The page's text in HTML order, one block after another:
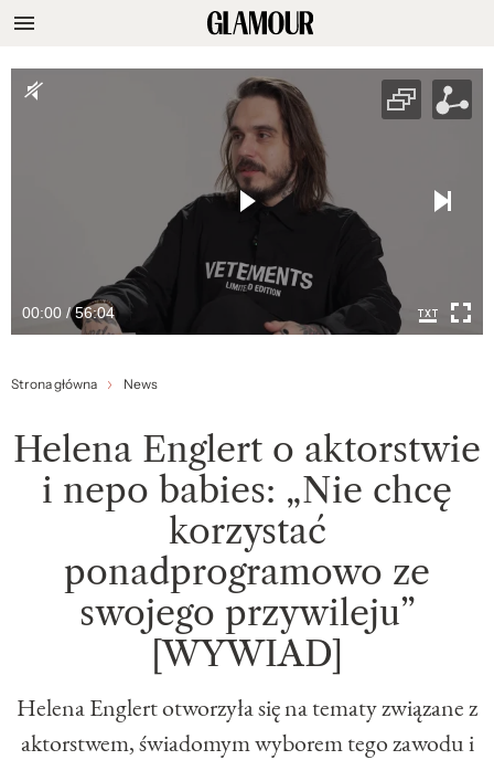
00:00 / 56:04
Strona główna News
Helena Englert o aktorstwie
i nepo babies: „Nie chcę
korzystać
ponadprogramowo ze
swojego przywileju”
[WYWIAD]
Helena Englert otworzyła się na tematy związane z
aktorstwem, świadomym wyborem tego zawodu i